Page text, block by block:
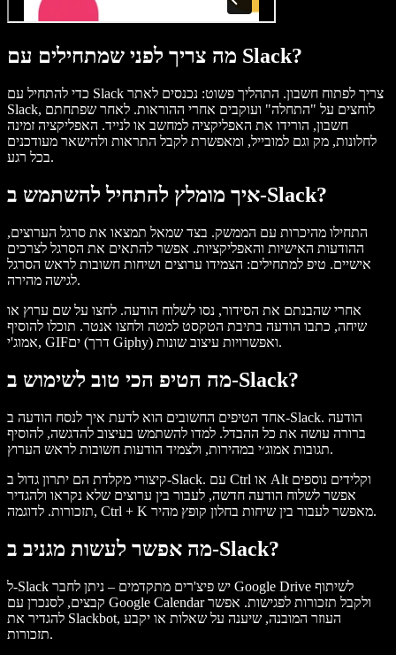
מה צריך לפני שמתחילים עם Slack?
כדי להתחיל עם Slack צריך לפתוח חשבון. התהליך פשוט: נכנסים לאתר
Slack, לוחצים על "התחלה" ועוקבים אחרי ההוראות. לאחר שפתחתם
חשבון, הורידו את האפליקציה למחשב או לנייד. האפליקציה זמינה
לחלונות, מק וגם למובייל, ומאפשרת לקבל התראות ולהישאר מעודכנים
בכל רגע.
איך מומלץ להתחיל להשתמש ב‑Slack?
התחילו מהיכרות עם הממשק. בצד שמאל תמצאו את סרגל הערוצים,
ההודעות האישיות והאפליקציות. אפשר להתאים את הסרגל לצרכים
אישיים. טיפ למתחילים: הצמידו ערוצים ושיחות חשובות לראש הסרגל
לגישה מהירה.
אחרי שהבנתם את הסידור, נסו לשלוח הודעה. לחצו על שם ערוץ או
שיחה, כתבו הודעה בתיבת הטקסט למטה ולחצו אנטר. תוכלו להוסיף
אמוג'י, GIFים (דרך Giphy) ואפשרויות עיצוב שונות.
מה הטיפ הכי טוב לשימוש ב‑Slack?
אחד הטיפים החשובים הוא לדעת איך לנסח הודעה ב‑Slack. הודעה
ברורה עושה את כל ההבדל. למדו להשתמש בעיצוב להדגשה, להוסיף
תגובות אמוג׳י במהירות, ולצמיד הודעות חשובות לראש הערוץ.
קיצורי מקלדת הם יתרון גדול ב‑Slack. עם Ctrl או Alt וקלידים נוספים
אפשר לשלוח הודעה חדשה, לעבור בין ערוצים שלא נקראו ולהגדיר
תזכורות. לדוגמה, Ctrl + K מאפשר לעבור בין שיחות בחלון קופץ מהיר.
מה אפשר לעשות מגניב ב‑Slack?
ל‑Slack יש פיצ'רים מתקדמים – ניתן לחבר Google Drive לשיתוף
קבצים, לסנכרן עם Google Calendar ולקבל תזכורות לפגישות. אפשר
להגדיר את Slackbot, העוזר המובנה, שיענה על שאלות או יקבע
תזכורות.